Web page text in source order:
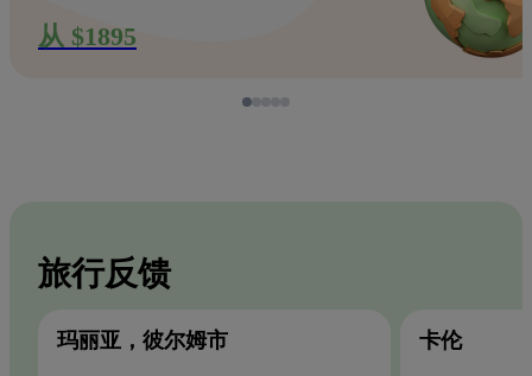
从 $1895
旅行反馈
玛丽亚，彼尔姆市 卡伦